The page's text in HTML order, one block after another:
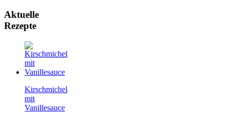
Aktuelle
Rezepte
Kirschmichel
mit
Vanillesauce